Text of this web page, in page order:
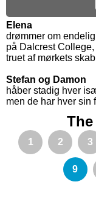
Elena
drømmer om
på Dalcrest
truet af mørkets
Stefan og Damon
håber stadig hver
men de har hver sin
1 2 3
9